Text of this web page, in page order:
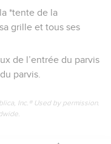
*tente de la
grille et tous ses
de l’entrée du parvis
parvis.
Inc.® Used by permission.